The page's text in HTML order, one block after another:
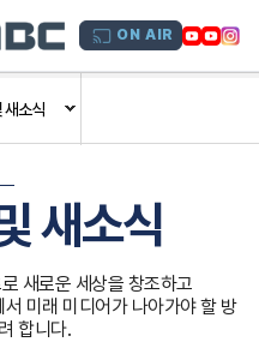
ON AIR
새소식
새소식
새로운 세상을 창조하고
미래 미디어가 나아가야 할 방
합니다.